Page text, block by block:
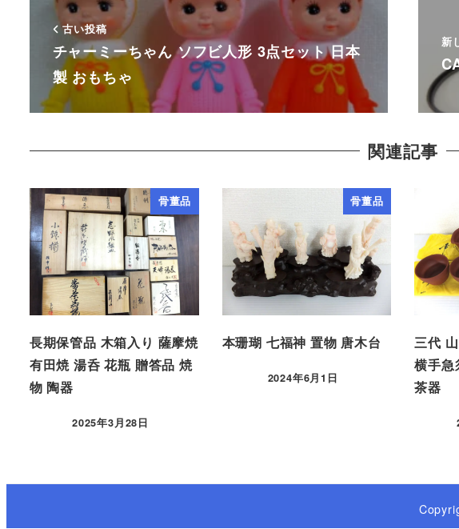
古い投稿
チャーミーちゃん ソフビ人形 3点セット 日本
製 おもちゃ
新
関連記事
骨董品
長期保管品 木箱入り 薩摩焼
有田焼 湯呑 花瓶 贈答品 焼
物 陶器
2025年3月28日
骨董品
本珊瑚 七福神 置物 唐木台
2024年6月1日
三代
横手急
茶器